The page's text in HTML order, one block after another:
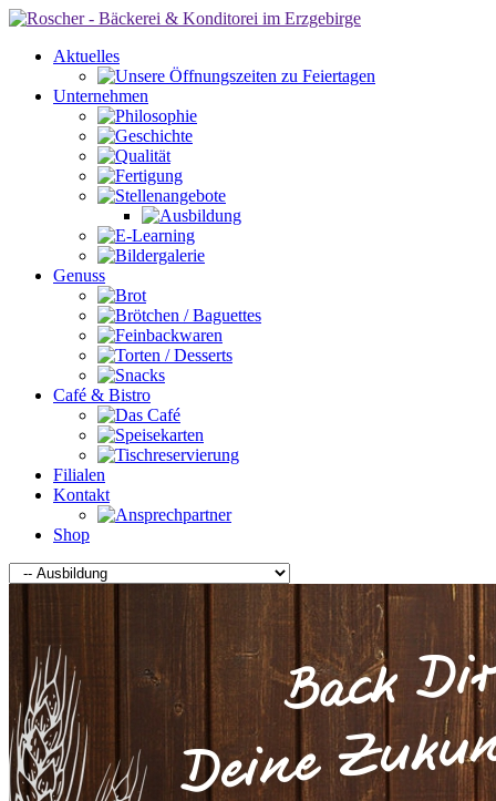
Aktuelles
Unternehmen
Genuss
Café & Bistro
Filialen
Kontakt
Shop